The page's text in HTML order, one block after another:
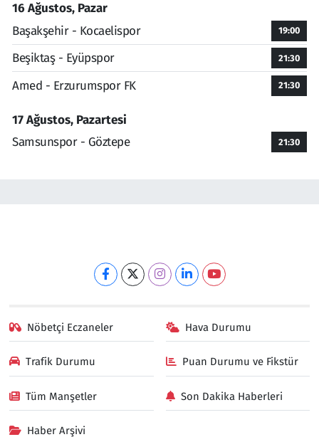
16 Ağustos, Pazar
Başakşehir - Kocaelispor
19:00
Beşiktaş - Eyüpspor 21:30
Amed - Erzurumspor FK 21:30
17 Ağustos, Pazartesi
Samsunspor - Göztepe
21:30
Nöbetçi Eczaneler Hava Durumu
Trafik Durumu Puan Durumu ve Fikstür
Tüm Manşetler Son Dakika Haberleri
Haber Arşivi